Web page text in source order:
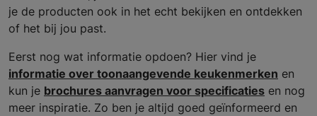
je de producten ook in het echt bekijken en ontdekken
of het bij jou past.
Eerst nog wat informatie opdoen? Hier vind je
informatie over toonaangevende keukenmerken en
kun je brochures aanvragen voor specificaties en nog
meer inspiratie. Zo ben je altijd goed geïnformeerd en